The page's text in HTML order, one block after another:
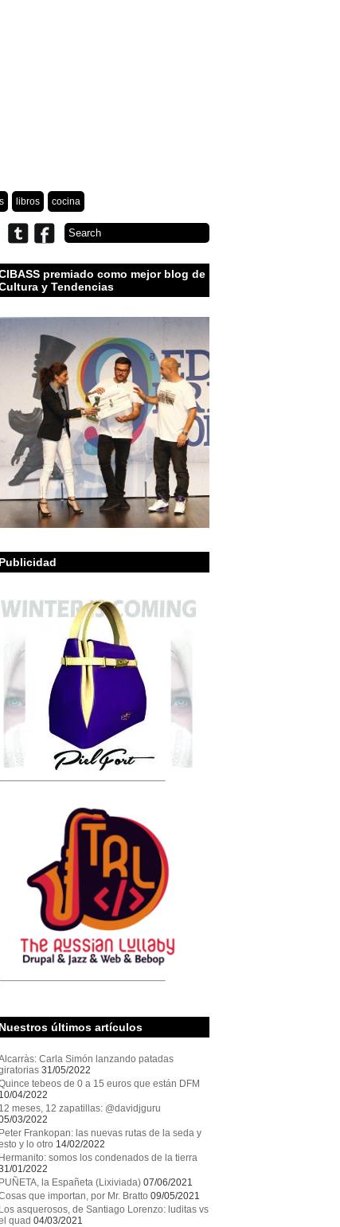
libros cocina
premiado como mejor blog de
y Tendencias
Publicidad
Nuestros últimos artículos
Carla Simón lanzando patadas
31/05/2022
tebeos de 0 a 15 euros que están DFM
10/04/2022
12 meses, 12 zapatillas: @davidjguru
03/2022
Peter Frankopan: las nuevas rutas de la seda y
y lo otro 14/02/2022
Hermanito: somos los condenados de la tierra
01/2022
PUÑETA, la Españeta (Lixiviada) 07/06/2021
que importan, por Mr. Bratto 09/05/2021
Los asquerosos, de Santiago Lorenzo: luditas vs
quad 04/03/2021